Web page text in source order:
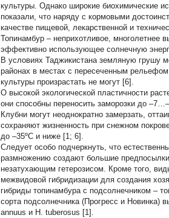
культуры. Однако широкие биохимические
показали, что наряду с кормовыми
качестве пищевой, лекарственной и
Топинамбур – неприхотливое, многолетнее
эффективно использующее солнечную
В условиях Таджикистана земляную грушу
районах в местах с пересеченным
культуры произрастать не могут [6].
О высокой экологической пластичности
они способны переносить заморозки до
Клубни могут неоднократно замерзать,
сохраняют жизненность при снежном
до –35ºС и ниже [1; 6].
Следует особо подчеркнуть, что
размножению создают большие
незатухающим гетерозисом. Кроме того,
межвидовой гибридизации для создания
гибриды топинамбура с подсолнечником –
сорта подсолнечника (Прогресс и Новинка)
annuus и H. tuberosus [1].